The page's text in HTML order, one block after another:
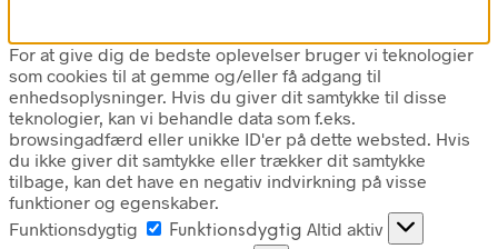
For at give dig de bedste oplevelser bruger vi teknologier
som cookies til at gemme og/eller få adgang til
enhedsoplysninger. Hvis du giver dit samtykke til disse
teknologier, kan vi behandle data som f.eks.
browsingadfærd eller unikke ID'er på dette websted. Hvis
du ikke giver dit samtykke eller trækker dit samtykke
tilbage, kan det have en negativ indvirkning på visse
funktioner og egenskaber.
Funktionsdygtig
Funktionsdygtig Altid aktiv